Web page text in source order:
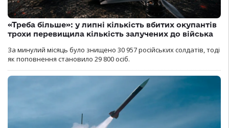
«Треба більше»: у липні кількість вбитих окупантів
трохи перевищила кількість залучених до війська
За минулий місяць було знищено 30 957 російських солдатів, тоді
як поповнення становило 29 800 осіб.